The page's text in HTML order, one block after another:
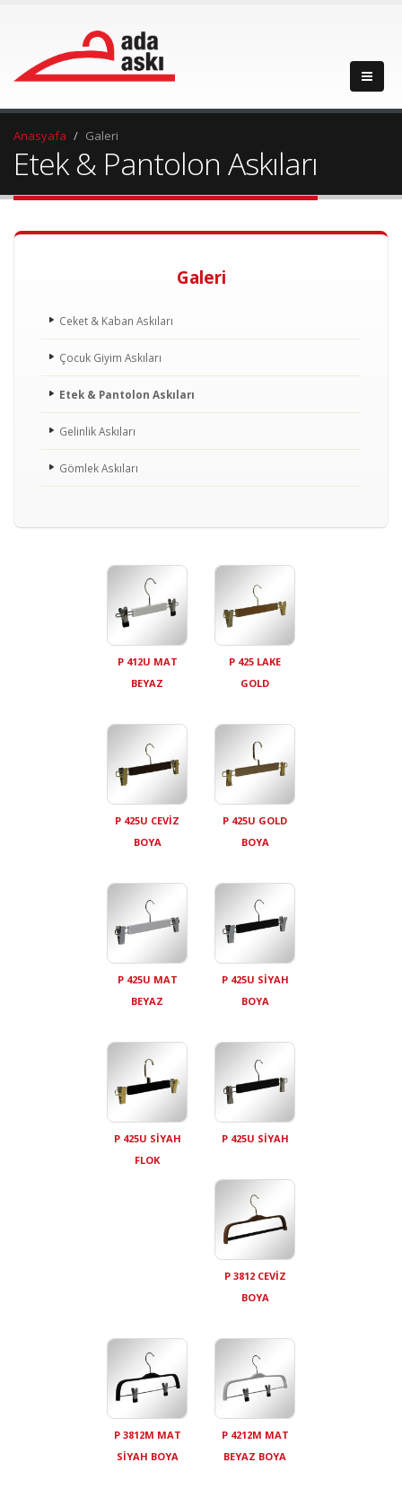
Anasyafa Galeri
Etek & Pantolon Askıları
Galeri
Ceket & Kaban Askıları
Çocuk Giyim Askıları
Etek & Pantolon Askıları
Gelinlik Askıları
Gömlek Askıları
P 412U MAT
BEYAZ
P 425 LAKE
GOLD
P 425U CEVİZ
BOYA
P 425U GOLD
BOYA
P 425U MAT
BEYAZ
P 425U SİYAH
BOYA
P 425U SİYAH
FLOK
P 425U SİYAH
P 3812 CEVİZ
BOYA
P 3812M MAT
SİYAH BOYA
P 4212M MAT
BEYAZ BOYA